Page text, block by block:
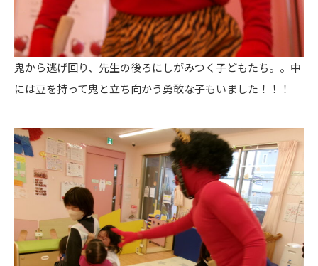
鬼から逃げ回り、先生の後ろにしがみつく子どもたち。。中
には豆を持って鬼と立ち向かう勇敢な子もいました！！！